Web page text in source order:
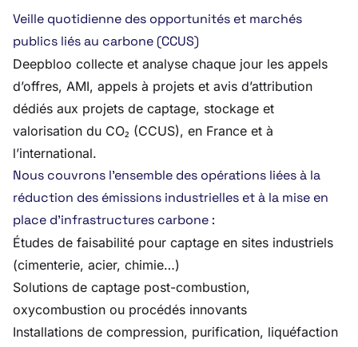
Veille quotidienne des opportunités et marchés
publics liés au carbone (CCUS)
Deepbloo collecte et analyse chaque jour les appels
d’offres, AMI, appels à projets et avis d’attribution
dédiés aux projets de captage, stockage et
valorisation du CO₂ (CCUS), en France et à
l’international.
Nous couvrons l’ensemble des opérations liées à la
réduction des émissions industrielles et à la mise en
place d’infrastructures carbone :
Études de faisabilité pour captage en sites industriels
(cimenterie, acier, chimie…)
Solutions de captage post-combustion,
oxycombustion ou procédés innovants
Installations de compression, purification, liquéfaction